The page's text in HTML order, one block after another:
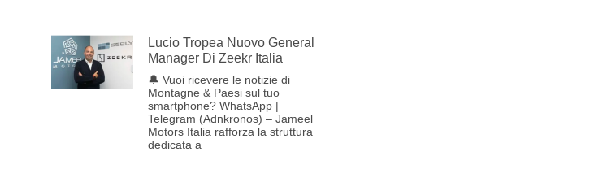
Lucio Tropea Nuovo General
Manager Di Zeekr Italia
🔔 Vuoi ricevere le notizie di
Montagne & Paesi sul tuo
smartphone? WhatsApp |
Telegram (Adnkronos) – Jameel
Motors Italia rafforza la struttura
dedicata a